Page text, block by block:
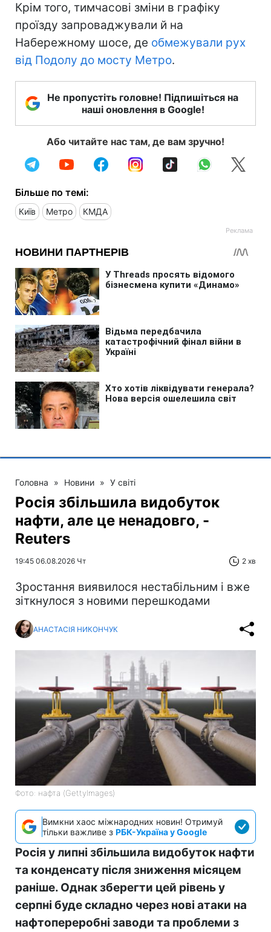
Крім того, тимчасові зміни в графіку
проїзду запроваджували й на
Набережному шосе, де обмежували рух
від Подолу до мосту Метро.
Не пропустіть головне! Підпишіться на
наші оновлення в Google!
Або читайте нас там, де вам зручно!
Більше по темі:
Київ Метро КМДА
Головна » Новини » У світі
Росія збільшила видобуток
нафти, але це ненадовго, -
Reuters
19:45 06.08.2026 Чт 2 хв
Зростання виявилося нестабільним і вже
зіткнулося з новими перешкодами
АНАСТАСІЯ НИКОНЧУК
Фото: нафта (GettyImages)
Вимкни хаос міжнародних новин! Отримуй
тільки важливе з РБК-Україна у Google
Росія у липні збільшила видобуток нафти
та конденсату після зниження місяцем
раніше. Однак зберегти цей рівень у
серпні буде складно через нові атаки на
нафтопереробні заводи та проблеми з